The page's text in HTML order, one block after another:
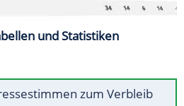
und Statistiken
zum Verbleib